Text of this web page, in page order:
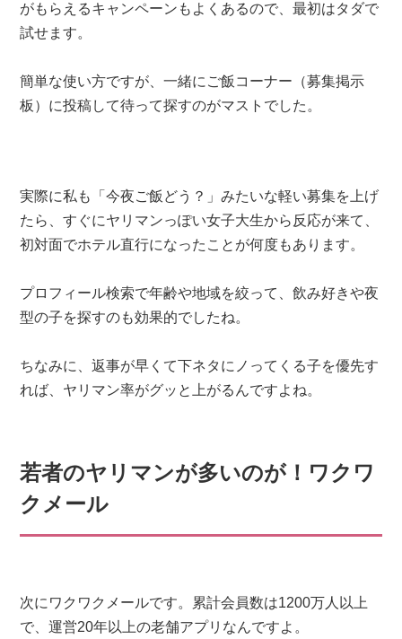
がもらえるキャンペーンもよくあるので、最初はタダで
試せます。
簡単な使い方ですが、一緒にご飯コーナー（募集掲示
板）に投稿して待って探すのがマストでした。
実際に私も「今夜ご飯どう？」みたいな軽い募集を上げ
たら、すぐにヤリマンっぽい女子大生から反応が来て、
初対面でホテル直行になったことが何度もあります。
プロフィール検索で年齢や地域を絞って、飲み好きや夜
型の子を探すのも効果的でしたね。
ちなみに、返事が早くて下ネタにノってくる子を優先す
れば、ヤリマン率がグッと上がるんですよね。
若者のヤリマンが多いのが！ワクワ
クメール
次にワクワクメールです。累計会員数は1200万人以上
で、運営20年以上の老舗アプリなんですよ。